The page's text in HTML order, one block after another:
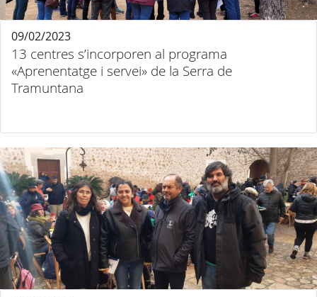
13 centres s’incorporen al programa
«Aprenentatge i servei» de la Serra de
Tramuntana
09/02/2023